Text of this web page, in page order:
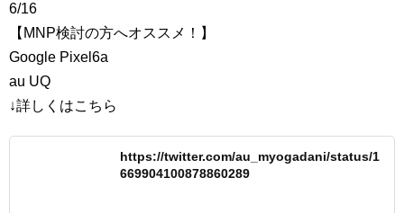
6/16
【MNP検討の方へオススメ！】
Google Pixel6a
au UQ
↓詳しくはこちら
https://twitter.com/au_myogadani/status/1
669904100878860289